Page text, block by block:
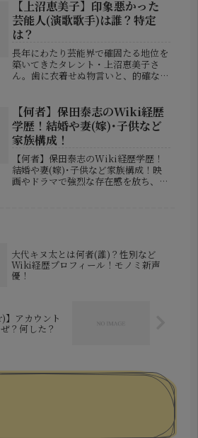
せて頂きます」と綴られた一言に、フ
ァンや関係者から驚きと心...
【上沼恵美子】印象悪かった
芸能人(演歌歌手)は誰？特定
は？
長年にわたり芸能界で確固たる地位を
築いてきたタレント・上沼恵美子さ
ん。歯に衣着せぬ物言いと、的確な人
10月27日に放送されたABCラジオ
『上沼恵美子のこころ晴天』に出演
し...
【何者】保田泰志のWiki経歴
学歴！結婚や妻(嫁)･子供など
家族構成！
【何者】保田泰志のWiki経歴学歴！
結婚や妻(嫁)･子供など家族構成！映
画やドラマで強烈な存在感を放ち、
大代キヌ太とは何者(誰)？性別など
Wiki経歴プロフィール！モノミ新声
優！
】アカウント
？何した？